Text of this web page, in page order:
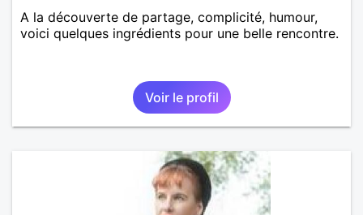
A la découverte de partage, complicité, humour,
voici quelques ingrédients pour une belle rencontre.
Voir le profil